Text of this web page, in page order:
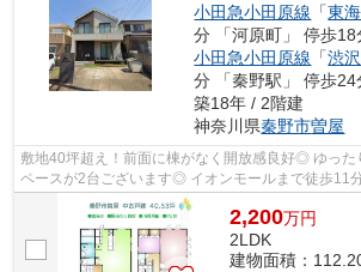
小田急小田原線 「東
分 「河原町」 停歩18
小田急小田原線 「渋沢
分 「秦野駅」 停歩24
築18年 / 2階建
神奈川県秦野市曽屋
敷地40坪超え！前面に棟がなく開放感良好◎ ゆった
ペースが2台ございます◎ イオンモールまで徒歩11
立地☆ 現況：空家 ぜひこの機会にご内...
2,200万円
2LDK
建物面積：